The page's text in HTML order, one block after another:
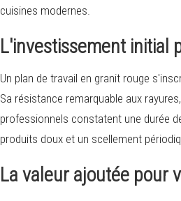
cuisines modernes.
L'investissement initial
Un plan de travail en granit rouge
Sa résistance remarquable aux
professionnels constatent une durée
produits doux et un scellement
La valeur ajoutée pour